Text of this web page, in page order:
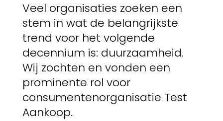
Veel organisaties zoeken een
stem in wat de belangrijkste
trend voor het volgende
decennium is: duurzaamheid.
Wij zochten en vonden een
prominente rol voor
consumentenorganisatie Test
Aankoop.